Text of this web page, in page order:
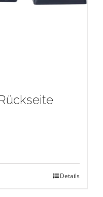
Details